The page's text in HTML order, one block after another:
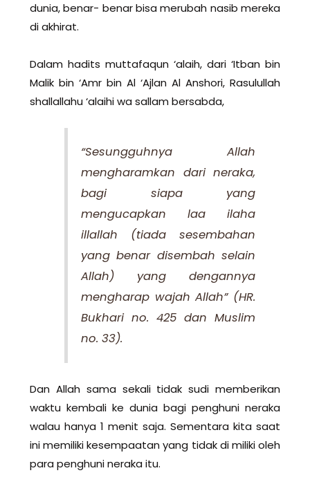
dunia, benar- benar bisa merubah nasib mereka
di akhirat.
Dalam hadits muttafaqun ‘alaih, dari ‘Itban bin
Malik bin ‘Amr bin Al ‘Ajlan Al Anshori, Rasulullah
shallallahu ‘alaihi wa sallam bersabda,
“Sesungguhnya Allah
mengharamkan dari neraka,
bagi siapa yang
mengucapkan laa ilaha
illallah (tiada sesembahan
yang benar disembah selain
Allah) yang dengannya
mengharap wajah Allah”(HR.
Bukhari no. 425 dan Muslim
no. 33).
Dan Allah sama sekali tidak sudi memberikan
waktu kembali ke dunia bagi penghuni neraka
walau hanya 1 menit saja. Sementara kita saat
ini memiliki kesempaatan yang tidak di miliki oleh
para penghuni neraka itu.